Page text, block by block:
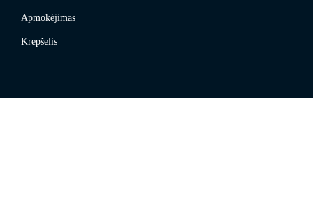
Apmokėjimas
Krepšelis